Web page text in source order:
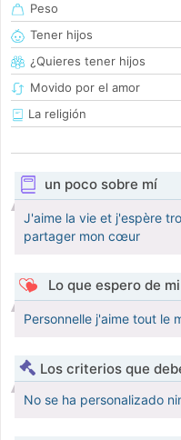
Peso
Tener hijos
¿Quieres tener hijos
Movido por el amor
La religión
un poco sobre mí
J'aime la vie et j'espère
partager mon cœur
Lo que espero de
Personnelle j'aime tout le
Los criterios que
No se ha personalizado